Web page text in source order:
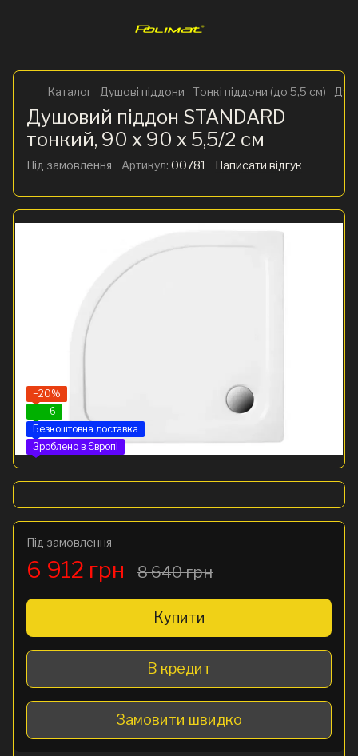
Каталог Душові піддони Тонкі піддони (до 5,5 см)
Душовий піддон STANDARD
тонкий, 90 x 90 х 5,5/2 см
Під замовлення Артикул: 00781 Написати відгук
−20%
6
Безкоштовна доставка
Зроблено в Європі
Під замовлення
6 912 грн 8 640 грн
Купити
В кредит
Замовити швидко